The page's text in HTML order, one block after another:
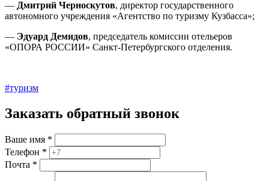
— Дмитрий Черноскутов, директор государственного
автономного учреждения «Агентство по туризму Кузбасса»;
— Эдуард Демидов, председатель комиссии отельеров
«ОПОРА РОССИИ» Санкт-Петербургского отделения.
#туризм
Заказать обратный звонок
Ваше имя *
Телефон *
Почта *